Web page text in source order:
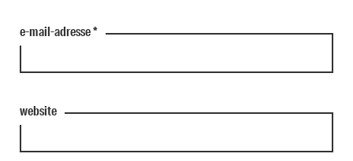
e-mail-adresse*
website